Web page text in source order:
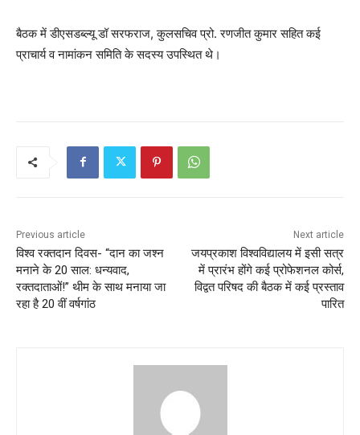
बैठक में डीएसडब्ल्यू डॉ सरफराज, कुलसचिव प्रो. रणजीत कुमार सहित कई
प्राचार्य व नामांकन समिति के सदस्य उपस्थित थे।
Previous article
विश्व रक्तदान दिवस- “दान का जश्न
मनाने के 20 साल: धन्यवाद,
रक्तदाताओं!” थीम के साथ मनाया जा
रहा है 20 वीं वर्षगांठ
Next article
जयप्रकाश विश्वविद्यालय में इसी सत्र
में प्रारंभ होंगे कई प्रोफेशनल कोर्स,
विद्वत परिषद की बैठक में कई प्रस्ताव
पारित